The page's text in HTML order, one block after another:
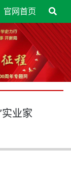
官网首页
业家